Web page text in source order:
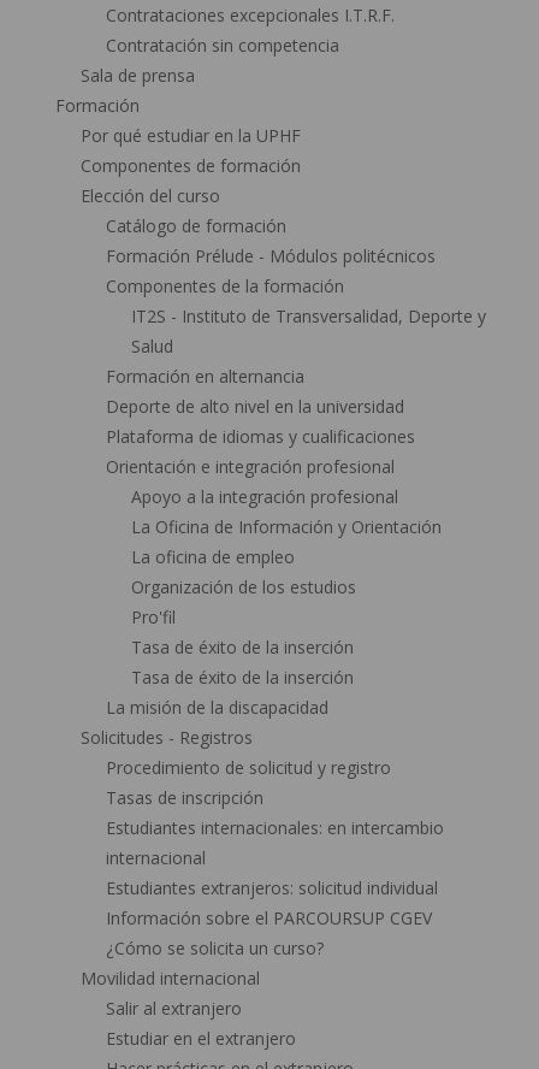
Contrataciones excepcionales I.T.R.F.
Contratación sin competencia
Sala de prensa
Formación
Por qué estudiar en la UPHF
Componentes de formación
Elección del curso
Catálogo de formación
Formación Prélude - Módulos politécnicos
Componentes de la formación
IT2S - Instituto de Transversalidad, Deporte y
Salud
Formación en alternancia
Deporte de alto nivel en la universidad
Plataforma de idiomas y cualificaciones
Orientación e integración profesional
Apoyo a la integración profesional
La Oficina de Información y Orientación
La oficina de empleo
Organización de los estudios
Pro'fil
Tasa de éxito de la inserción
Tasa de éxito de la inserción
La misión de la discapacidad
Solicitudes - Registros
Procedimiento de solicitud y registro
Tasas de inscripción
Estudiantes internacionales: en intercambio
internacional
Estudiantes extranjeros: solicitud individual
Información sobre el PARCOURSUP CGEV
¿Cómo se solicita un curso?
Movilidad internacional
Salir al extranjero
Estudiar en el extranjero